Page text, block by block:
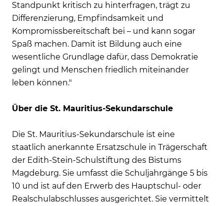
Standpunkt kritisch zu hinterfragen, trägt zu
Differenzierung, Empfindsamkeit und
Kompromissbereitschaft bei – und kann sogar
Spaß machen. Damit ist Bildung auch eine
wesentliche Grundlage dafür, dass Demokratie
gelingt und Menschen friedlich miteinander
leben können."
Über die St. Mauritius-Sekundarschule
Die St. Mauritius-Sekundarschule ist eine
staatlich anerkannte Ersatzschule in Trägerschaft
der Edith-Stein-Schulstiftung des Bistums
Magdeburg. Sie umfasst die Schuljahrgänge 5 bis
10 und ist auf den Erwerb des Hauptschul- oder
Realschulabschlusses ausgerichtet. Sie vermittelt